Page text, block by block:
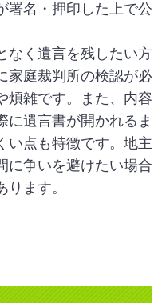
署名・押印した上で公
く遺言を残したい方
家庭裁判所の検認が必
煩雑です。また、内容
に遺言書が開かれるま
い点も特徴です。地主
に争いを避けたい場合
ます。